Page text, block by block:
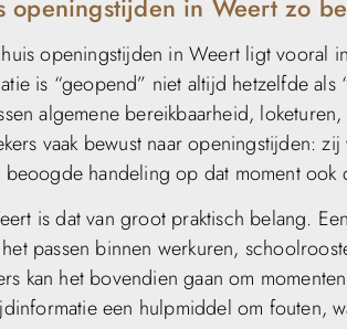
openingstijden in Weert zo
openingstijden in Weert ligt vooral
is “geopend” niet altijd hetzelfde
algemene bereikbaarheid,
vaak bewust naar openingstijden:
handeling op dat moment ook
is dat van groot praktisch belang.
passen binnen werkuren,
kan het bovendien gaan om
een hulpmiddel om fouten,